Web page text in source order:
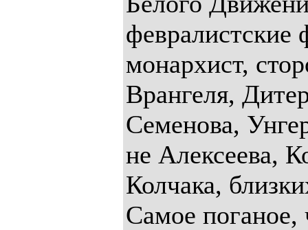
монархист,
Врангеля,
Семенова,
не Алексеева,
Колчака,
Самое поганое,